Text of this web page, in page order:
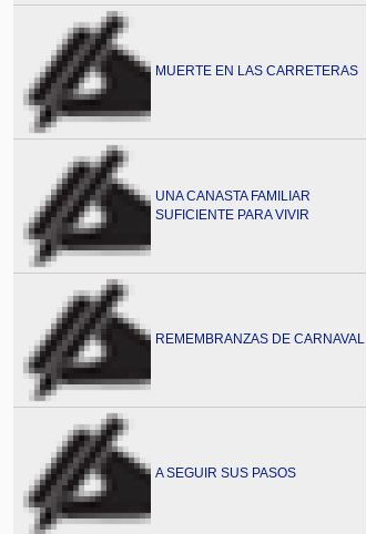
MUERTE EN LAS CARRETERAS
UNA CANASTA FAMILIAR
SUFICIENTE PARA VIVIR
REMEMBRANZAS DE CARNAVAL
A SEGUIR SUS PASOS